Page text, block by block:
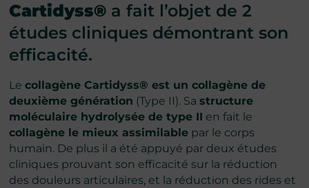
Cartidyss® a fait l’objet de 2
études cliniques démontrant son
efficacité.
Lecollagène Cartidyss® est un collagène de
deuxième génération (Type II). Sastructure
moléculaire hydrolysée de type II en fait le
collagène le mieux assimilable par le corps
humain. De plus il a été appuyé par deux études
cliniques prouvant son efficacité sur la réduction
des douleurs articulaires, et la réduction des rides et